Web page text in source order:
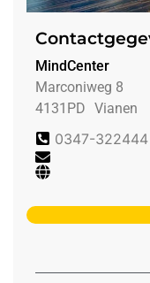
MindCenter
Marconiweg 8
4131PD Vianen
0347-322444